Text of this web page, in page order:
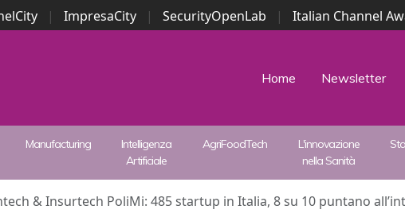
| ImpresaCity | SecurityOpenLab | Italian Channel
Security Awards | ...
Home Newsletter
Manufacturing
Intelligenza
Artificiale
AgriFoodTech
L'innovazione
nella Sanità
& Insurtech PoliMi: 485 startup in Italia, 8 su 10 puntano